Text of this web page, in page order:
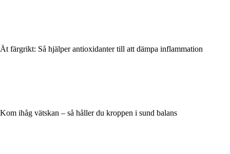
Ät färgrikt: Så hjälper antioxidanter till att dämpa inflammation
Kom ihåg vätskan – så håller du kroppen i sund balans